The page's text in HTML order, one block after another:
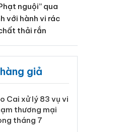
nguội” qua
với hành vi rác
thải rắn
giả
Cai xử lý 83 vụ vi
thương mại
tháng 7